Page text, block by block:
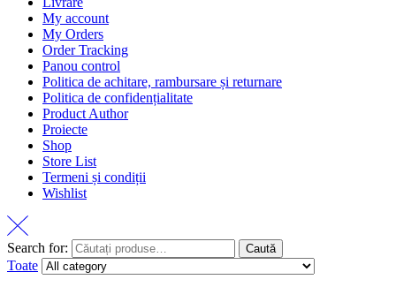
My account
My Orders
Order Tracking
Panou control
Politica de achitare, rambursare și returnare
Politica de confidențialitate
Product Author
Proiecte
Shop
Store List
Termeni și condiții
Wishlist
Search for: Caută
Toate